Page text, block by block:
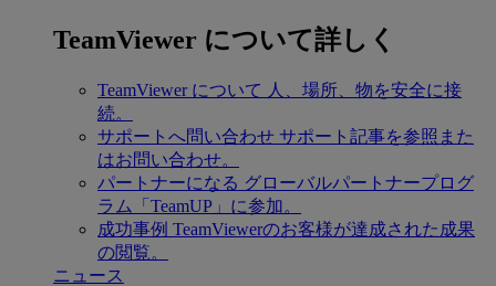
TeamViewer について詳しく
TeamViewer について 人、場所、物を安全に接
続。
サポートへ問い合わせ サポート記事を参照また
はお問い合わせ。
パートナーになる グローバルパートナープログ
ラム「TeamUP」に参加。
成功事例 TeamViewerのお客様が達成された成果
の閲覧。
ニュース